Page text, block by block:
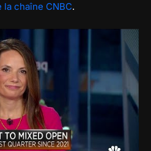
la chaîne CNBC.